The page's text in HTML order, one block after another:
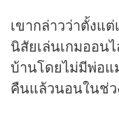
เขากล่าวว่าตั้งแ
นิสัยเล่นเกมออน
บ้านโดยไม่มีพ่อแ
คืนแล้วนอนในช่ว